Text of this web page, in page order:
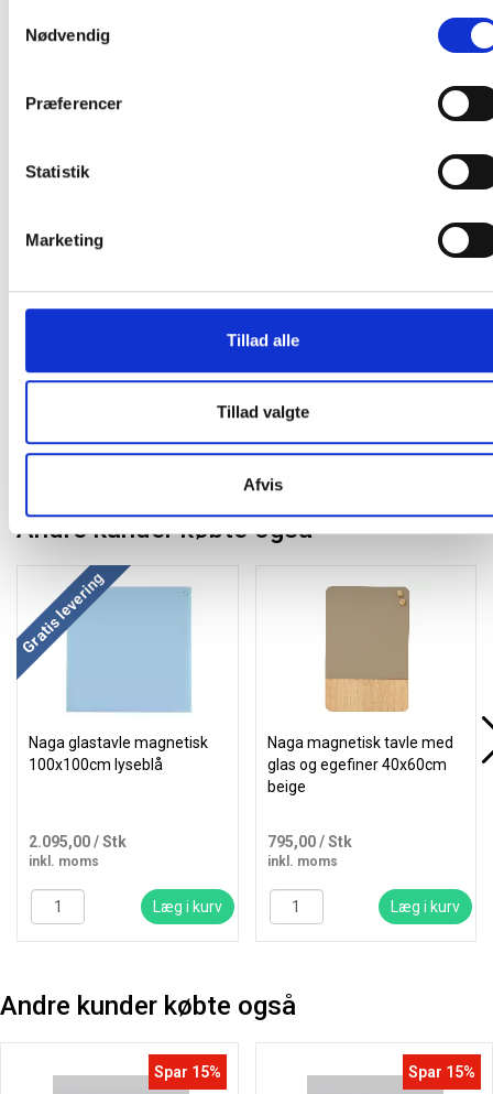
Nødvendig
Præferencer
Statistik
Marketing
Tillad alle
Tillad valgte
Afvis
Andre kunder købte også
Køb mere og spar
Gratis levering
Naga glastavle magnetisk
100x100cm lyseblå
2.095,00/ Stk
inkl. moms
Læg i kurv
Naga magnetisk tavle med
glas og egefiner 40x60cm
beige
795,00/ Stk
inkl. moms
Læg i kurv
Andre kunder købte også
Spar 15% Spar 15%